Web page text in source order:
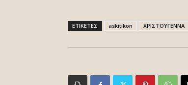
ΕΤΙΚΕΤΕΣ askitikon ΧΡΙΣΤΟΥΓΕΝΝΑ